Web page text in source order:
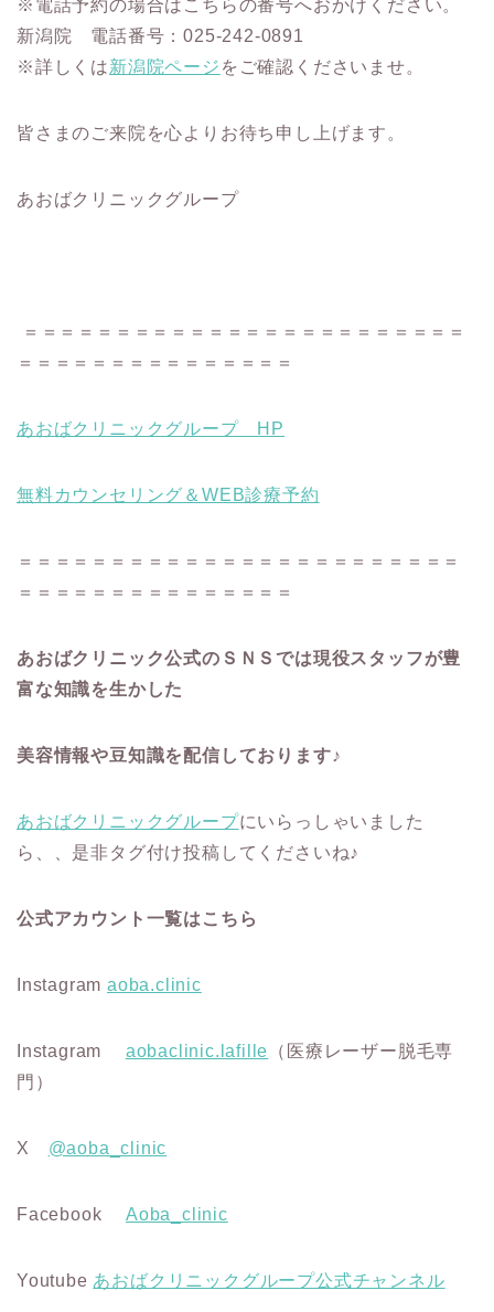
※電話予約の場合はこちらの番号へおかけください。
新潟院 電話番号：025-242-0891
※詳しくは新潟院ページ をご確認くださいませ。
皆さまのご来院を心よりお待ち申し上げます。
あおばクリニックグループ
＝＝＝＝＝＝＝＝＝＝＝＝＝＝＝＝＝＝＝＝＝＝＝＝
＝＝＝＝＝＝＝＝＝＝＝＝＝＝＝
あおばクリニックグループ HP
無料カウンセリング＆WEB診療予約
＝＝＝＝＝＝＝＝＝＝＝＝＝＝＝＝＝＝＝＝＝＝＝＝
＝＝＝＝＝＝＝＝＝＝＝＝＝＝＝
あおばクリニック公式のＳＮＳでは現役スタッフが豊
富な知識を生かした
美容情報や豆知識を配信しております♪
あおばクリニックグループにいらっしゃいました
ら、、是非タグ付け投稿してくださいね♪
公式アカウント一覧はこちら
Instagram aoba.clinic
Instagram aobaclinic.lafille （医療レーザー脱毛専
門）
X @aoba_clinic
Facebook Aoba_clinic
Youtube あおばクリニックグループ公式チャンネル